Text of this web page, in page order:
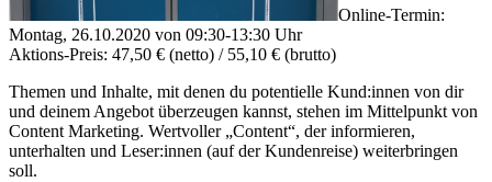
Online-Termin:
Montag, 26.10.2020 von 09:30-13:30 Uhr
Aktions-Preis: 47,50 € (netto) / 55,10 € (brutto)
Themen und Inhalte, mit denen du potentielle Kund:innen von dir
und deinem Angebot überzeugen kannst, stehen im Mittelpunkt von
Content Marketing. Wertvoller „Content“, der informieren,
unterhalten und Leser:innen (auf der Kundenreise) weiterbringen
soll.